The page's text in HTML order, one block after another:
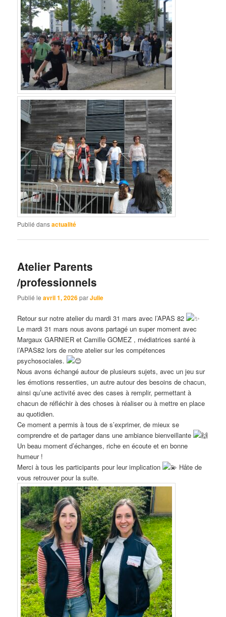
Publié dansactualité
Atelier Parents
/professionnels
Publié leavril 1, 2026parJulie
Retour sur notre atelier du mardi 31 mars avec l’APAS 82
Le mardi 31 mars nous avons partagé un super moment avec
Margaux GARNIER et Camille GOMEZ , médiatrices santé à
l’APAS82 lors de notre atelier sur les compétences
psychosociales.
Nous avons échangé autour de plusieurs sujets, avec un jeu sur
les émotions ressenties, un autre autour des besoins de chacun,
ainsi qu’une activité avec des cases à remplir, permettant à
chacun de réfléchir à des choses à réaliser ou à mettre en place
au quotidien.
Ce moment a permis à tous de s’exprimer, de mieux se
comprendre et de partager dans une ambiance bienveillante
Un beau moment d’échanges, riche en écoute et en bonne
humeur !
Merci à tous les participants pour leur implication
Hâte de
vous retrouver pour la suite.